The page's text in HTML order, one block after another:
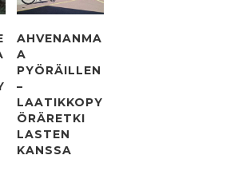
AHVENANMA
A
PYÖRÄILLEN
–
LAATIKKOPY
ÖRÄRETKI
LASTEN
KANSSA